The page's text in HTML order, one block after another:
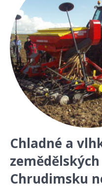
Chladné a
Chrudimsku